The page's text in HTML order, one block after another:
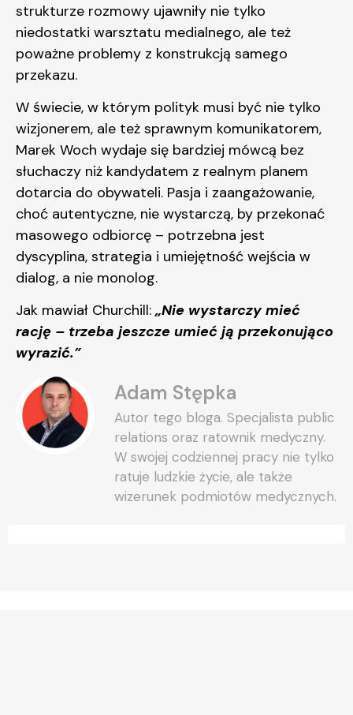
strukturze rozmowy ujawniły nie tylko
niedostatki warsztatu medialnego, ale też
poważne problemy z konstrukcją samego
przekazu.
W świecie, w którym polityk musi być nie tylko
wizjonerem, ale też sprawnym komunikatorem,
Marek Woch wydaje się bardziej mówcą bez
słuchaczy niż kandydatem z realnym planem
dotarcia do obywateli. Pasja i zaangażowanie,
choć autentyczne, nie wystarczą, by przekonać
masowego odbiorcę – potrzebna jest
dyscyplina, strategia i umiejętność wejścia w
dialog, a nie monolog.
Jak mawiał Churchill:„Nie wystarczy mieć
rację – trzeba jeszcze umieć ją przekonująco
wyrazić.”
Adam Stępka
Autor tego bloga. Specjalista public
relations oraz ratownik medyczny.
W swojej codziennej pracy nie tylko
ratuje ludzkie życie, ale także
wizerunek podmiotów medycznych.